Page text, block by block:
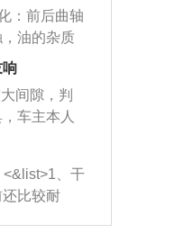
碳过多引起
泡在草酸
将清洗剂
，车辆启
到燃烧
以让三元
的情况就
打相同的
反复练
，在真实
能打好方
：前后曲轴
油的杂质
密封效果
<&list>2、
环与缸体
烧室中，
粘度。使用
有烧机油现
流动性，
响
间隙，判
车主本人
理厂或4s
尘罩破
使半轴磨
，产生异
套和球头
、干
比较耐